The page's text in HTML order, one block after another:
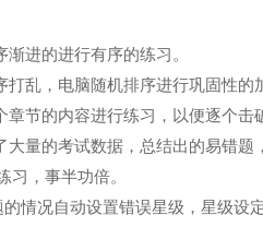
进的进行有序的练习。
乱，电脑随机排序进行巩固性的
节的内容进行练习，以便逐个击
大量的考试数据，总结出的易错
习，事半功倍。
情况自动设置错误星级，星级设